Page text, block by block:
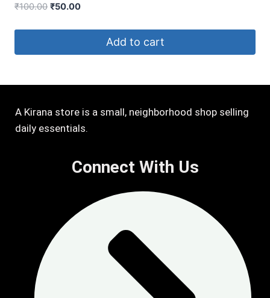
₹100.00 ₹50.00
Add to cart
A Kirana store is a small, neighborhood shop selling
daily essentials.
Connect With Us